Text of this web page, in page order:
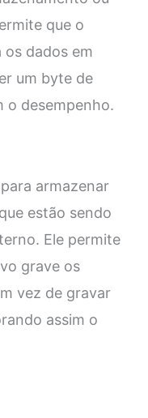
que o
dados em
um byte de
o desempenho.
armazenar
estão sendo
Ele permite
grave os
vez de gravar
assim o